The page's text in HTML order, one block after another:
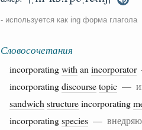
- используется как ing форма глагола
Словосочетания
incorporatingwith an incorporator
incorporatingdiscoursetopic —
sandwich structureincorporating
incorporatingspecies —